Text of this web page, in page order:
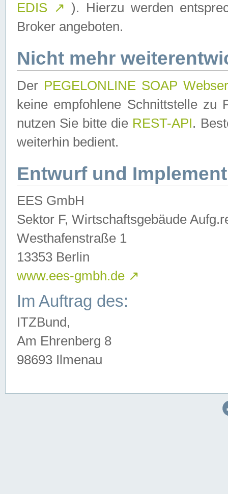
EDIS ↗ ). Hierzu werden
Broker angeboten.
Nicht mehr
Der PEGELONLINE SOAP
keine empfohlene Schnittstelle zu
nutzen Sie bitte die REST-API.
weiterhin bedient.
Entwurf und
EES GmbH
Sektor F, Wirtschaftsgebäude
Westhafenstraße 1
13353 Berlin
www.ees-gmbh.de ↗
Im Auftrag des:
ITZBund,
Am Ehrenberg 8
98693 Ilmenau